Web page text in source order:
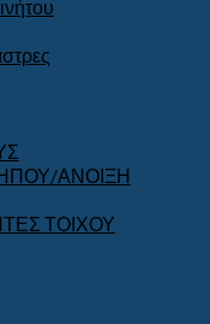
ΑΝΟΙΞΗ
ΤΟΙΧΟΥ